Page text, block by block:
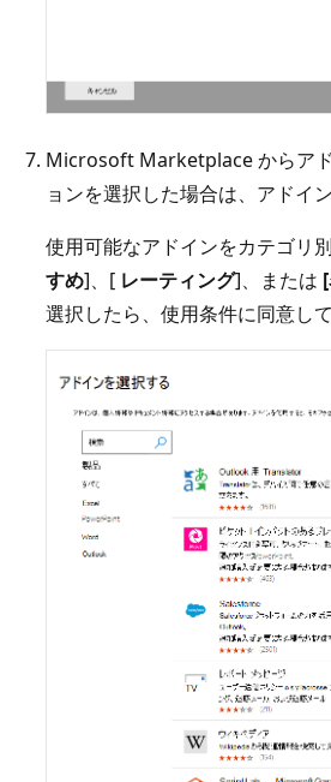
Microsoft Marketplace からア
ョンを選択した場合は、アドイ
使用可能なアドインをカテゴリ
すめ]、[ レーティング]、または
選択したら、使用条件に同意して